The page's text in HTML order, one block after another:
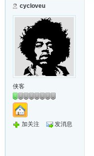
cycloveu
侠客
加关注 发消息